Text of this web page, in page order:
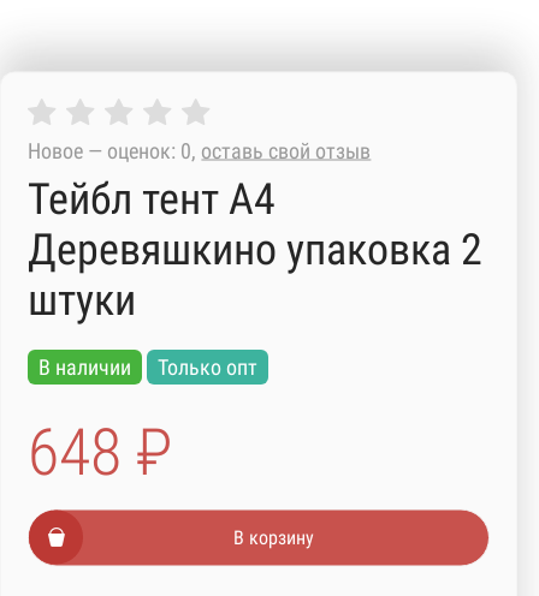
Новое — оценок: 0, оставь свой отзыв
Тейбл тент А4
Деревяшкино упаковка 2
штуки
В наличии Только опт
648 ₽
В корзину